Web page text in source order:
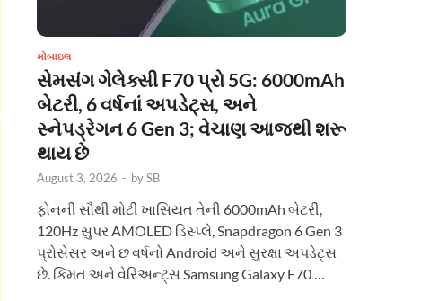
મોબાઇલ
સેમસંગ ગેલેક્સી F70 પ્રો 5G: 6000mAh
બેટરી, 6 વર્ષનાં અપડેટ્સ, અને
સ્નેપડ્રેગન 6 Gen 3; વેચાણ આજથી શરૂ
થાય છે
August 3, 2026 - bySB
ફોનની સૌથી મોટી ખાસિયત તેની 6000mAh બેટરી,
120Hz સુપર AMOLED ડિસ્પ્લે, Snapdragon 6 Gen 3
પ્રોસેસર અને છ વર્ષનો Android અને સુરક્ષા અપડેટ્સ
છે. કિંમત અને વેરિઅન્ટ્સ Samsung Galaxy F70 …